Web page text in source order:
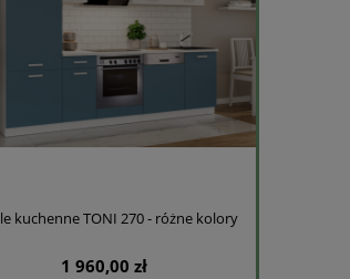
kuchenne TONI 270 - różne kolory
1 960,00 zł